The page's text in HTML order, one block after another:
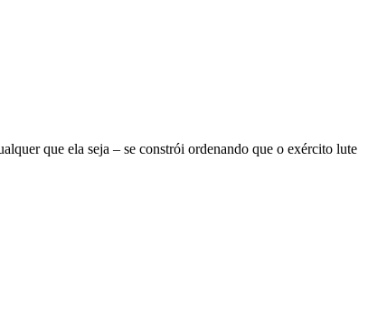
que ela seja – se constrói ordenando que o exército lute